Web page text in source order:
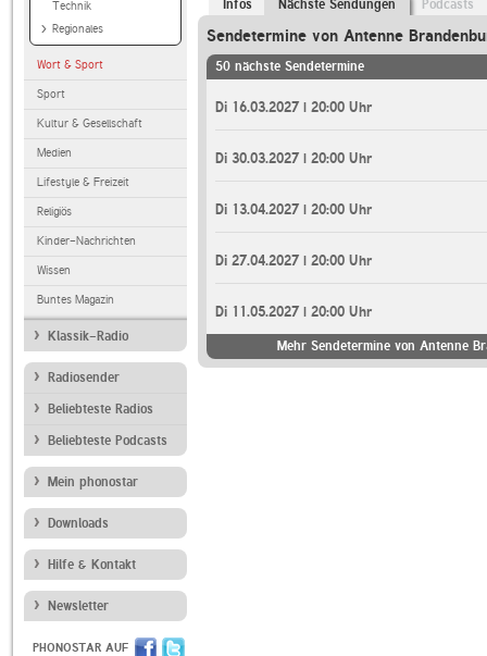
Technik
Regionales
Wort & Sport
Sport
Kultur & Gesellschaft
Medien
Lifestyle & Freizeit
Religiös
Kinder-Nachrichten
Wissen
Buntes Magazin
Klassik-Radio
Radiosender
Beliebteste Radios
Beliebteste Podcasts
Mein phonostar
Downloads
Hilfe & Kontakt
Newsletter
PHONOSTAR AUF
Infos Nächste Sendungen Podcasts
Sendetermine von Antenne
50 nächste Sendetermine
Di 16.03.2027 | 20:00 Uhr
Di 30.03.2027 | 20:00 Uhr
Di 13.04.2027 | 20:00 Uhr
Di 27.04.2027 | 20:00 Uhr
Di 11.05.2027 | 20:00 Uhr
Mehr Sendetermine von Antenne